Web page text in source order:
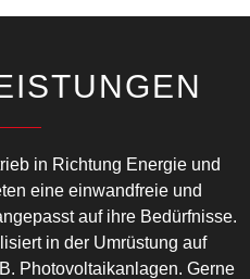
in Richtung Energie und
eine einwandfreie und
auf ihre Bedürfnisse.
in der Umrüstung auf
Photovoltaikanlagen. Gerne